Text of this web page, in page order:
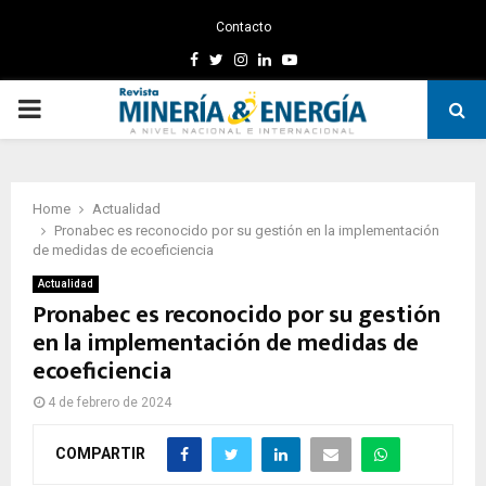
Contacto
Facebook
TwitterInstagram
LinkedinYoutube
PRIMARY
Home
Actualidad
Pronabec es reconocido por su gestión en la implementación
de medidas de ecoeficiencia
Actualidad
Pronabec es reconocido por su gestión
en la implementación de medidas de
ecoeficiencia
4 de febrero de 2024
COMPARTIR